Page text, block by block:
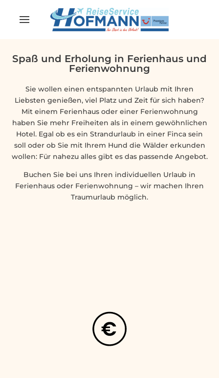
Spaß und Erholung in Ferienhaus und
Ferienwohnung
Sie wollen einen entspannten Urlaub mit Ihren
Liebsten genießen, viel Platz und Zeit für sich haben?
Mit einem Ferienhaus oder einer Ferienwohnung
haben Sie mehr Freiheiten als in einem gewöhnlichen
Hotel. Egal ob es ein Strandurlaub in einer Finca sein
soll oder ob Sie mit Ihrem Hund die Wälder erkunden
wollen: Für nahezu alles gibt es das passende Angebot.
Buchen Sie bei uns Ihren individuellen Urlaub in
Ferienhaus oder Ferienwohnung – wir machen Ihren
Traumurlaub möglich.